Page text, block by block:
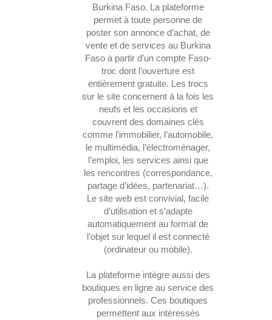
Burkina Faso. La plateforme
permet à toute personne de
poster son annonce d’achat, de
vente et de services au Burkina
Faso à partir d’un compte Faso-
troc dont l’ouverture est
entièrement gratuite. Les trocs
sur le site concernent à la fois les
neufs et les occasions et
couvrent des domaines clés
comme l’immobilier, l’automobile,
le multimédia, l’électroménager,
l’emploi, les services ainsi que
les rencontres (correspondance,
partage d’idées, partenariat…).
Le site web est convivial, facile
d’utilisation et s’adapte
automatiquement au format de
l’objet sur lequel il est connecté
(ordinateur ou mobile).
La plateforme intègre aussi des
boutiques en ligne au service des
professionnels. Ces boutiques
permettent aux intéressés